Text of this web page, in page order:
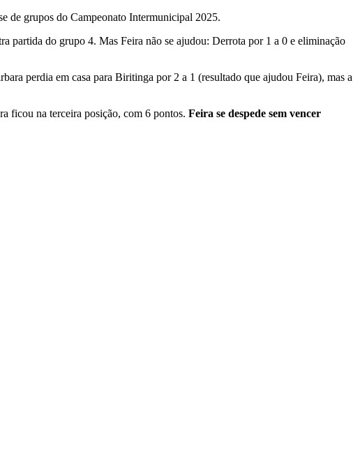
de grupos do Campeonato Intermunicipal 2025.
partida do grupo 4. Mas Feira não se ajudou: Derrota por 1 a 0 e eliminação
perdia em casa para Biritinga por 2 a 1 (resultado que ajudou Feira), mas a
ficou na terceira posição, com 6 pontos. Feira se despede sem vencer